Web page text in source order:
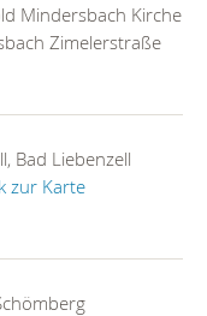
Mindersbach Kirche
Zimelerstraße
Bad Liebenzell
zur Karte